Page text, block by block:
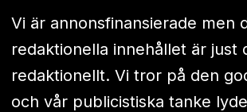
Vi är annonsfinansierade men
redaktionella innehållet är just
redaktionellt. Vi tror på den
och vår publicistiska tanke